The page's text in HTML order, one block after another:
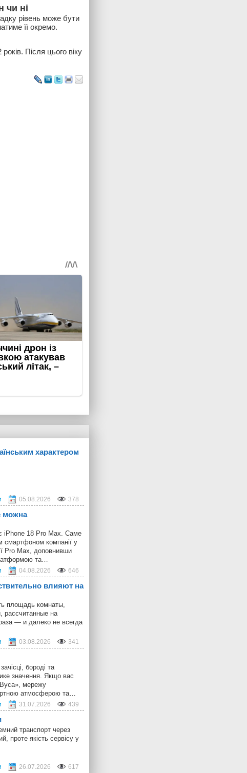
чи ні
рівень може бути
її окремо.
Після цього віку
характером
05.08.2026 378
можна
iPhone 18 Pro Max. Саме
смартфоном компанії у
Pro Max, доповнивши
та…
04.08.2026 646
влияют на
площадь комнаты,
рассчитанные на
— и далеко не всегда
03.08.2026 341
бороді та
значення. Якщо вас
Вуса», мережу
атмосферою та…
31.07.2026 439
транспорт через
проте якість сервісу у
26.07.2026 617